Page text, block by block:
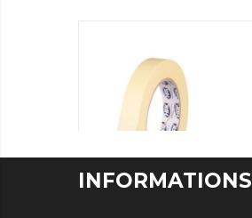
INFORMATIONS